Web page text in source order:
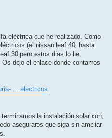
eléctrica que he realizado. Como
(el nissan leaf 40, hasta
30 pero estos días lo he
dejo el enlace donde contamos
... electricos
la instalación solar con,
aseguraros que siga sin ampliar